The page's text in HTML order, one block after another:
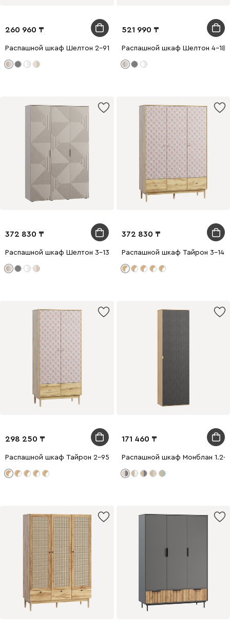
260 960
Распашной шкаф Шелтон 2-91x212 Латте
521 990
Распашной шкаф Шелтон 4-
372 830
Распашной шкаф Шелтон 3-137x212 Латте
372 830
Распашной шкаф Тайрон 3-
298 250
Распашной шкаф Тайрон 2-95x200 Рассвет ​
171 460
Распашной шкаф Монблан 1.2-